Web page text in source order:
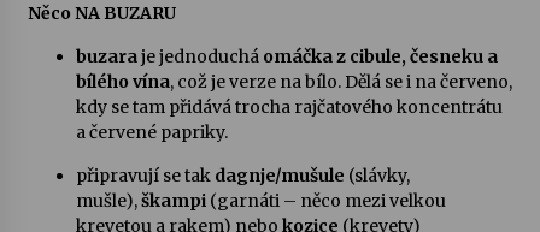
Něco NA BUZARU
buzaraje jednoduchá omáčka z cibule, česneku a
bílého vína, což je verze na bílo. Dělá se i na červeno,
kdy se tam přidává trocha rajčatového koncentrátu
a červené papriky.
připravují se tak dagnje/mušule (slávky,
mušle),škampi(garnáti – něco mezi velkou
krevetou a rakem) nebo kozice (krevety)